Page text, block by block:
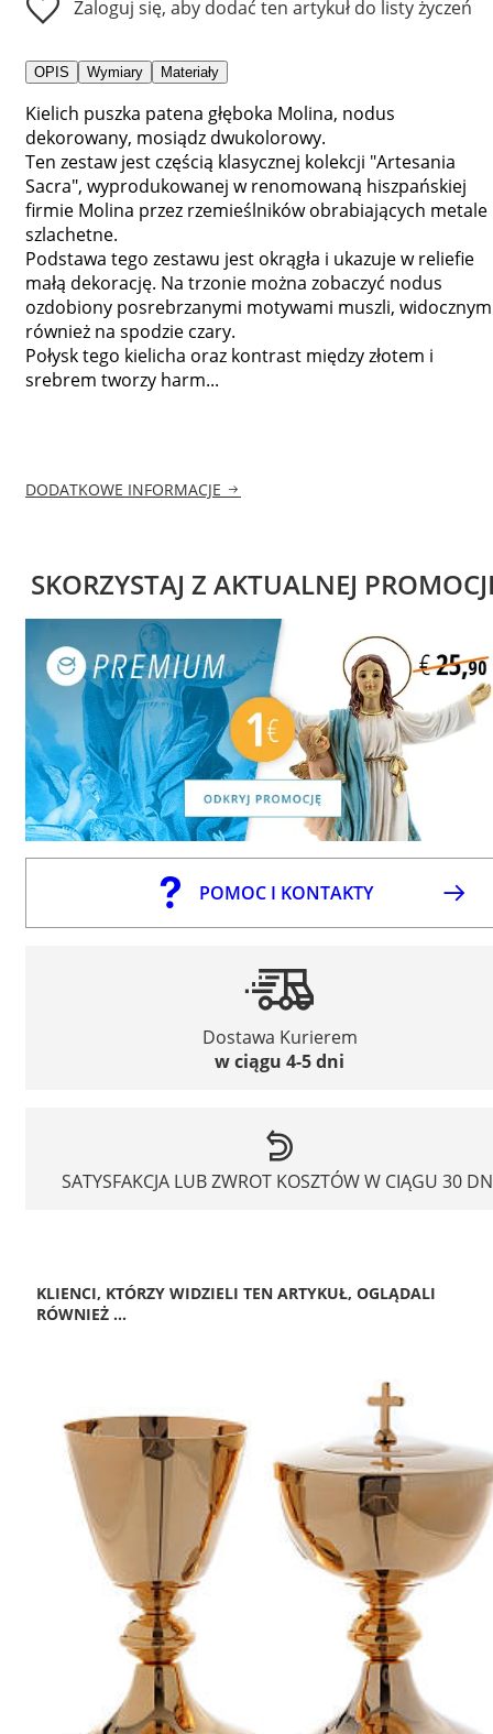
Zaloguj się, aby dodać ten artykuł do listy życzeń
OPIS Wymiary Materiały
Kielich puszka patena głęboka Molina, nodus
dekorowany, mosiądz dwukolorowy.
Ten zestaw jest częścią klasycznej kolekcji "Artesania
Sacra", wyprodukowanej w renomowaną hiszpańskiej
firmie Molina przez rzemieślników obrabiających metale
szlachetne.
Podstawa tego zestawu jest okrągła i ukazuje w reliefie
małą dekorację. Na trzonie można zobaczyć nodus
ozdobiony posrebrzanymi motywami muszli,
również na spodzie czary.
Połysk tego kielicha oraz kontrast między złotem i
srebrem tworzy harm...
DODATKOWE INFORMACJE
SKORZYSTAJ Z AKTUALNEJ
POMOC I KONTAKTY
Dostawa Kurierem
w ciągu 4-5 dni
SATYSFAKCJA LUB ZWROT KOSZTÓW W CIĄGU 30
KLIENCI, KTÓRZY WIDZIELI TEN ARTYKUŁ, OGLĄDALI
RÓWNIEŻ ...